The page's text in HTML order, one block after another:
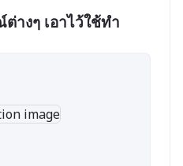
งๆ เอาไว้ใช้ทำ